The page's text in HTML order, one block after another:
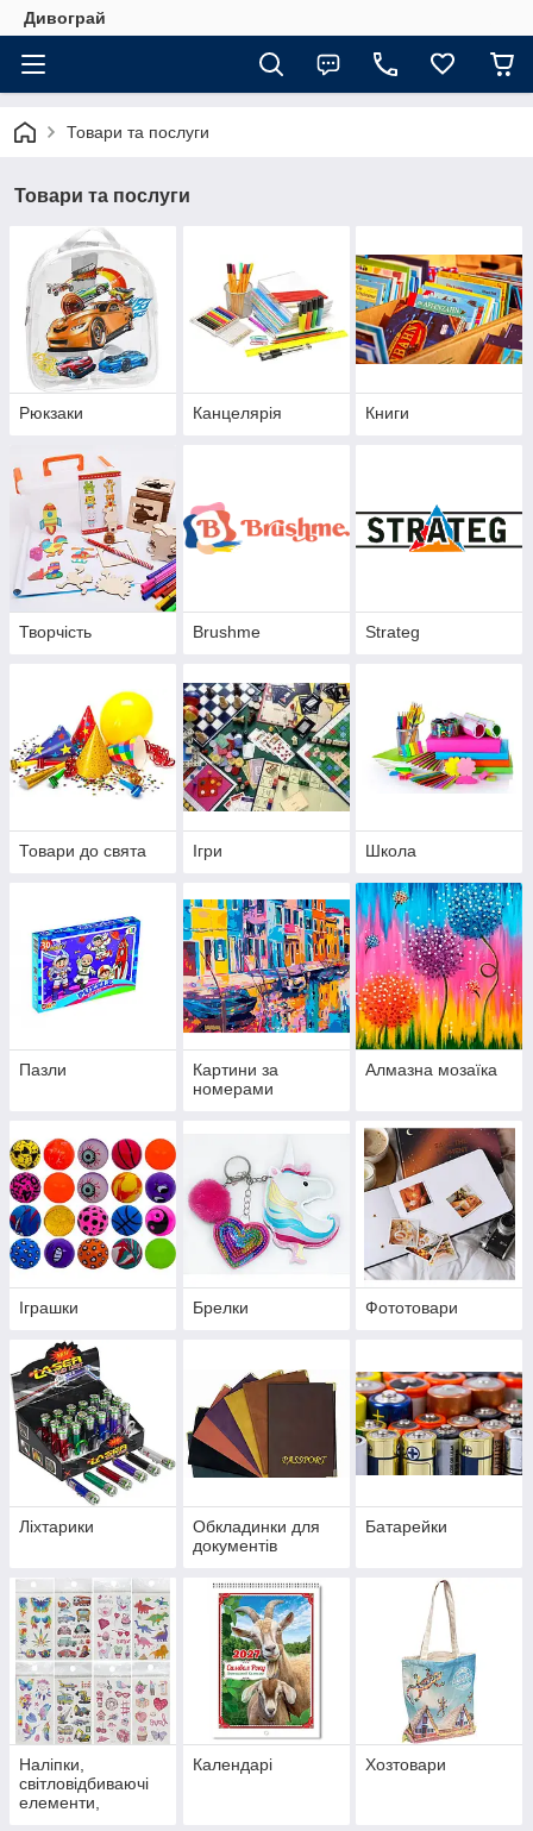
Дивограй
Товари та послуги
Товари та послуги
Рюкзаки Канцелярія Книги
Творчість Brushme Strateg
Товари до свята Ігри Школа
Пазли
Картини за
номерами
Алмазна мозаїка
Іграшки Брелки Фототовари
Ліхтарики
Обкладинки для
документів
Батарейки
Наліпки,
світловідбиваючі
елементи,
Календарі Хозтовари